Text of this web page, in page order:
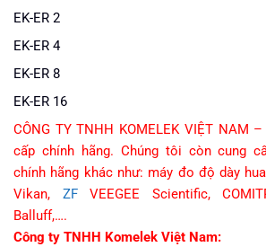
EK-ER 2
EK-ER 4
EK-ER 8
EK-ER 16
CÔNG TY TNHH KOMELEK VIỆT NAM
cấp chính hãng. Chúng tôi còn cung
chính hãng khác như: máy đo độ dày
Vikan, ZFVEEGEE Scientific,
Balluff,….
Công ty TNHH Komelek Việt Nam: